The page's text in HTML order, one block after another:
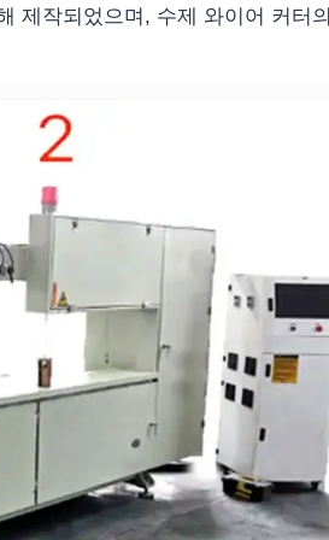
제작되었으며, 수제 와이어 커터